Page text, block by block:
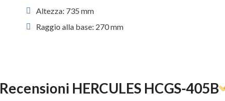
Altezza: 735 mm
Raggio alla base: 270 mm
Recensioni HERCULES HCGS-405B